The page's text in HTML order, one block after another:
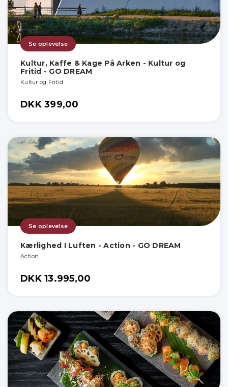
Se oplevelse
Kultur, Kaffe & Kage På Arken - Kultur og
Fritid - GO DREAM
Kultur og Fritid
DKK 399,00
Se oplevelse
Kærlighed I Luften - Action - GO DREAM
Action
DKK 13.995,00